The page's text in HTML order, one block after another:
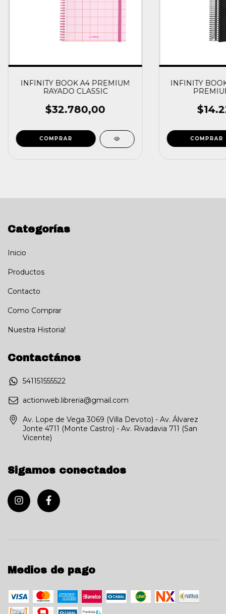
INFINITY BOOK A4 PREMIUM
RAYADO CLASSIC
$32.780,00
INFINITY
Categorías
Inicio
Productos
Contacto
Como Comprar
Nuestra Historia!
Contactános
541151555522
actionweb.libreria@gmail.com
Av. Lope de Vega 3069 (Villa Devoto) - Av. Álvarez
Jonte 4711 (Monte Castro) - Av. Rivadavia 711 (San
Vicente)
Sigamos conectados
Medios de pago